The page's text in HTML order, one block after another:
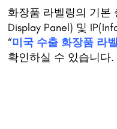
화장품 라벨링의 기본
Display Panel) 및
“미국 수출 화장품 라
확인하실 수 있습니다.